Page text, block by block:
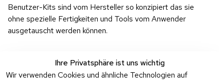
Benutzer-Kits sind vom Hersteller so konzipiert das sie
ohne spezielle Fertigkeiten und Tools vom Anwender
ausgetauscht werden können.
Ihre Privatsphäre ist uns wichtig
Wir verwenden Cookies und ähnliche Technologien auf